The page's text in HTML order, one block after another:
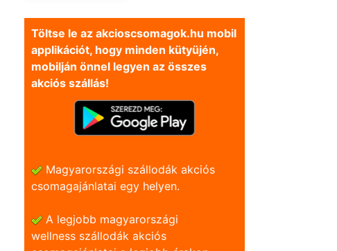
Töltse le az akcioscsomagok.hu mobil
applikációt, hogy minden kütyüjén,
mobilján önnel legyen az összes
akciós szállás!
Magyarországi szállodák akciós
csomagajánlatai egy helyen.
A legjobb magyarországi
wellness szállodák akciós